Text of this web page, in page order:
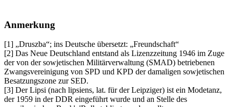
Anmerkung
[1] Druszba ; ins Deutsche übersetzt:
Freundschaft
[2] Das Neue Deutschland entstand als Lizenzzeitung 1946 im Zuge
der von der sowjetischen Militärverwaltung (SMAD) betriebenen
Zwangsvereinigung von SPD und KPD der damaligen sowjetischen
Besatzungszone zur SED.
[3] Der Lipsi (nach lipsiens, lat. für der Leipziger) ist ein Modetanz,
der 1959 in der DDR eingeführt wurde und an Stelle des